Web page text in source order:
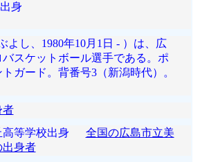
身
よし、1980年10月1日 - ）は、広
スケットボール選手である。ポ
ガード。背番号3（新潟時代）。
者
高等学校出身 全国の広島市立美
出身者